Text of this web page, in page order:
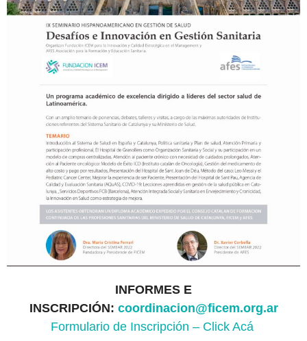
INFORMES E
INSCRIPCIÓN: coordinacion@ficem.org.ar
Formulario de Inscripción – Click Acá